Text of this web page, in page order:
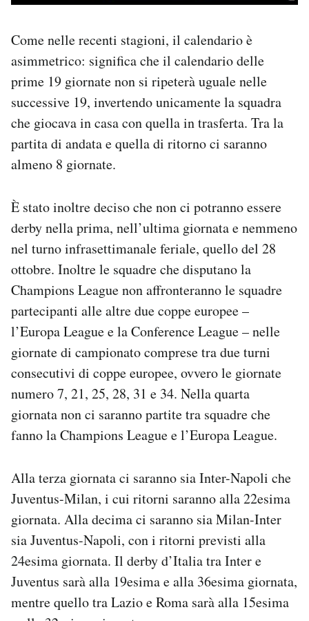
Come nelle recenti stagioni, il calendario è
asimmetrico: significa che il calendario delle
prime 19 giornate non si ripeterà uguale nelle
successive 19, invertendo unicamente la squadra
che giocava in casa con quella in trasferta. Tra la
partita di andata e quella di ritorno ci saranno
almeno 8 giornate.
È stato inoltre deciso che non ci potranno essere
derby nella prima, nell’ultima giornata e nemmeno
nel turno infrasettimanale feriale, quello del 28
ottobre. Inoltre le squadre che disputano la
Champions League non affronteranno le squadre
partecipanti alle altre due coppe europee –
l’Europa League e la Conference League – nelle
giornate di campionato comprese tra due turni
consecutivi di coppe europee, ovvero le giornate
numero 7, 21, 25, 28, 31 e 34. Nella quarta
giornata non ci saranno partite tra squadre che
fanno la Champions League e l’Europa League.
Alla terza giornata ci saranno sia Inter-Napoli che
Juventus-Milan, i cui ritorni saranno alla 22esima
giornata. Alla decima ci saranno sia Milan-Inter
sia Juventus-Napoli, con i ritorni previsti alla
24esima giornata. Il derby d’Italia tra Inter e
Juventus sarà alla 19esima e alla 36esima giornata,
mentre quello tra Lazio e Roma sarà alla 15esima